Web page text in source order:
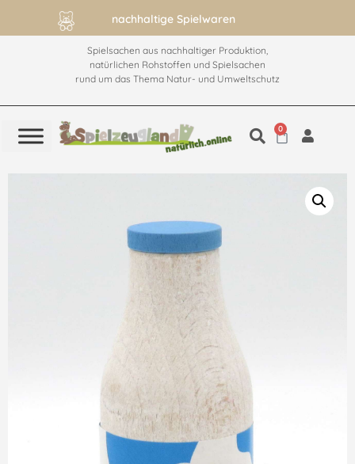
nachhaltige Spielwaren
Spielsachen aus nachhaltiger Produktion,
natürlichen Rohstoffen und Spielsachen
rund um das Thema Natur- und Umweltschutz
0